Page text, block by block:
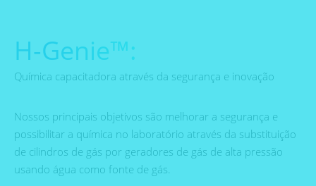
H-Genie™:
Química capacitadora através da segurança e inovação
Nossos principais objetivos são melhorar a segurança e
possibilitar a química no laboratório através da substituição
de cilindros de gás por geradores de gás de alta pressão
usando água como fonte de gás.